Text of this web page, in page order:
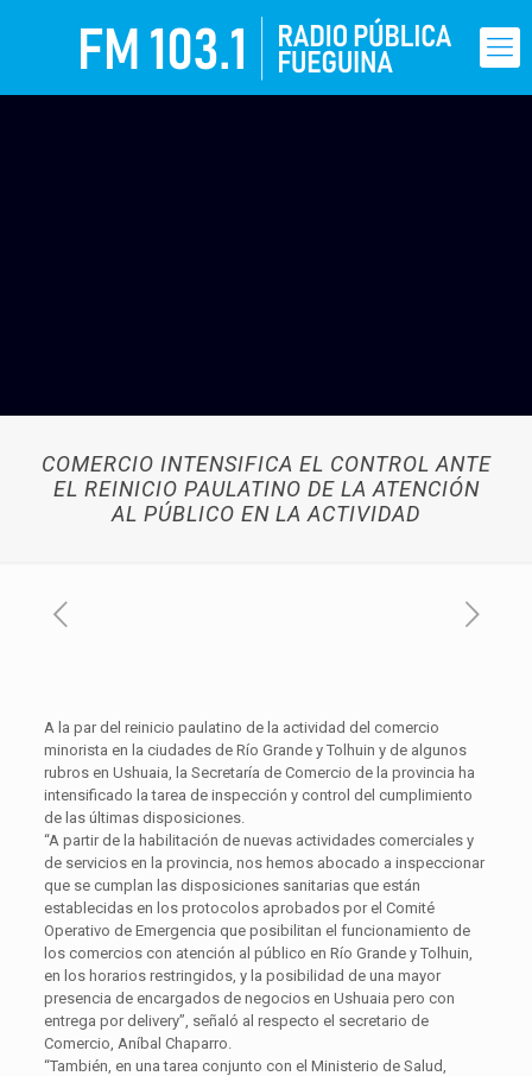
COMERCIO INTENSIFICA EL CONTROL ANTE
EL REINICIO PAULATINO DE LA ATENCIÓN
AL PÚBLICO EN LA ACTIVIDAD
A la par del reinicio paulatino de la actividad del comercio
minorista en la ciudades de Río Grande y Tolhuin y de algunos
rubros en Ushuaia, la Secretaría de Comercio de la provincia ha
intensificado la tarea de inspección y control del cumplimiento
de las últimas disposiciones.
“A partir de la habilitación de nuevas actividades comerciales y
de servicios en la provincia, nos hemos abocado a inspeccionar
que se cumplan las disposiciones sanitarias que están
establecidas en los protocolos aprobados por el Comité
Operativo de Emergencia que posibilitan el funcionamiento de
los comercios con atención al público en Río Grande y Tolhuin,
en los horarios restringidos, y la posibilidad de una mayor
presencia de encargados de negocios en Ushuaia pero con
entrega por delivery”, señaló al respecto el secretario de
Comercio, Aníbal Chaparro.
“También, en una tarea conjunto con el Ministerio de Salud,